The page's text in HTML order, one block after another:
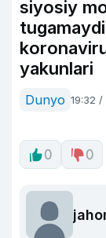
siyosiy
yakunlari
Dunyo 19:32 /
0 0